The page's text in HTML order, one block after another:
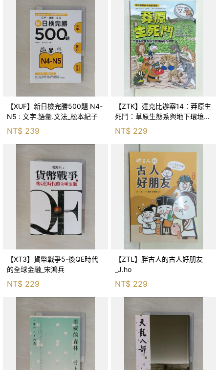
【XUF】新日檢完勝500題 N4-
N5 : 文字.語彙.文法_松本紀子
NT$ 239
【ZTK】達克比辦案14：莽原生
死鬥：草原生態系與地下環境的
生存適應_柯智元
NT$ 229
【XT3】貨幣戰爭5-後QE時代
的全球金融_宋鴻兵
NT$ 229
【ZTL】胖古人的古人好朋友
_J.ho
NT$ 229